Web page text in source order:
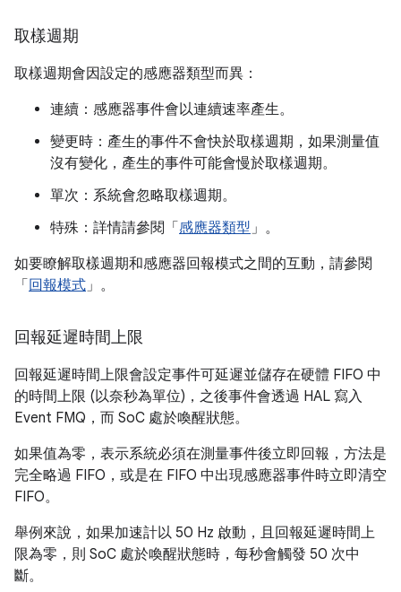
取樣週期
取樣週期會因設定的感應器類型而異：
連續：感應器事件會以連續速率產生。
變更時：產生的事件不會快於取樣週期，如果測量值
沒有變化，產生的事件可能會慢於取樣週期。
單次：系統會忽略取樣週期。
特殊：詳情請參閱「 感應器類型」。
如要瞭解取樣週期和感應器回報模式之間的互動，請參閱
「 回報模式」。
回報延遲時間上限
回報延遲時間上限會設定事件可延遲並儲存在硬體 FIFO 中
的時間上限 (以奈秒為單位)，之後事件會透過 HAL 寫入
Event FMQ，而 SoC 處於喚醒狀態。
如果值為零，表示系統必須在測量事件後立即回報，方法是
完全略過 FIFO，或是在 FIFO 中出現感應器事件時立即清空
FIFO。
舉例來說，如果加速計以 50 Hz 啟動，且回報延遲時間上
限為零，則 SoC 處於喚醒狀態時，每秒會觸發 50 次中
斷。